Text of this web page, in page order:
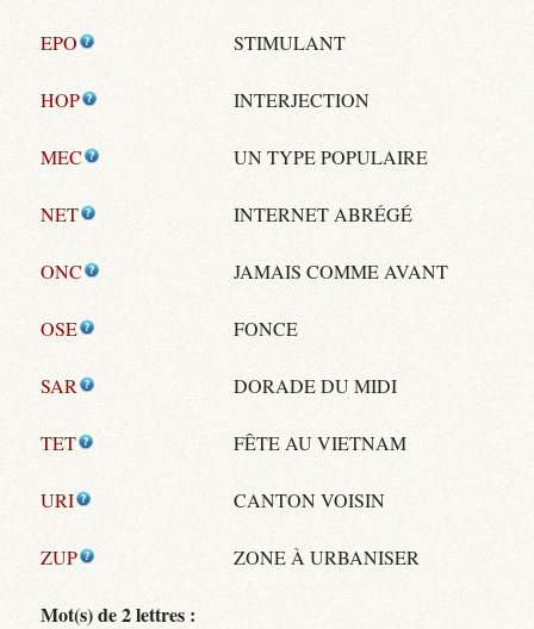
EPO STIMULANT
HOP INTERJECTION
MEC UN TYPE POPULAIRE
NET INTERNET ABRÉGÉ
ONC JAMAIS COMME AVANT
OSE FONCE
SAR DORADE DU MIDI
TET FÊTE AU VIETNAM
URI CANTON VOISIN
ZUP ZONE À URBANISER
Mot(s) de 2 lettres :